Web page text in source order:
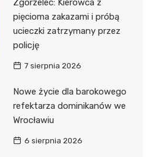
Zgorzelec: Kierowca z
pięcioma zakazami i próbą
ucieczki zatrzymany przez
policję
7 sierpnia 2026
Nowe życie dla barokowego
refektarza dominikanów we
Wrocławiu
6 sierpnia 2026